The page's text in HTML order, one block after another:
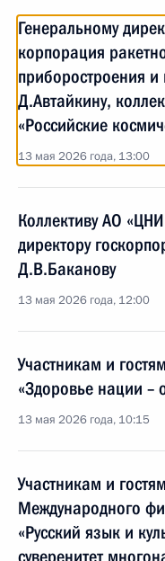
Генеральному
корпорация
приборостроения
Д.Автайкину,
«Российские
13 мая 2026 года, 13:00
Коллективу АО
директору
Д.В.Баканову
13 мая 2026 года, 12:00
Участникам и
«Здоровье нации –
13 мая 2026 года, 10:15
Участникам и
Международного
«Русский язык и
суверенитет